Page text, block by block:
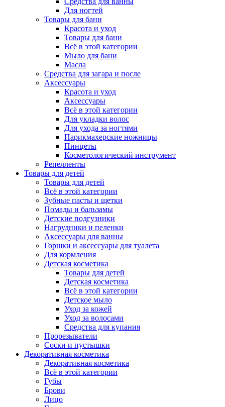
Для ногтей
Товары для бани
Красота и уход
Товары для бани
Всё в этой категории
Мыло для бани
Масла
Средства для загара и после
Аксессуары
Красота и уход
Аксессуары
Всё в этой категории
Для укладки волос
Для ухода за ногтями
Парикмахерские ножницы
Пинцеты
Косметологический инструмент
Репелленты
Товары для детей
Товары для детей
Всё в этой категории
Зубные пасты и щетки
Помады и бальзамы
Детские подгузники
Нагрудники и пеленки
Аксессуары для ванны
Горшки и аксессуары для туалета
Для кормления
Детская косметика
Товары для детей
Детская косметика
Всё в этой категории
Детское мыло
Уход за кожей
Уход за волосами
Средства для купания
Прорезыватели
Соски и пустышки
Декоративная косметика
Декоративная косметика
Всё в этой категории
Губы
Брови
Лицо